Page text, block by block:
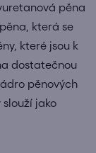
pěna
která se
které jsou k
dostatečnou
pěnových
jako